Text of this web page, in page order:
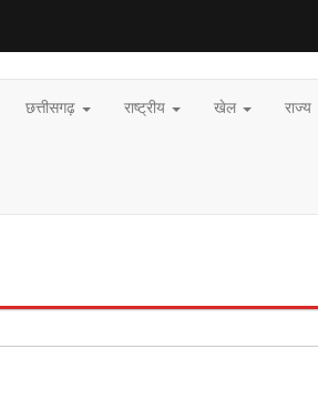
छत्तीसगढ़ राष्ट्रीय खेल राज्य